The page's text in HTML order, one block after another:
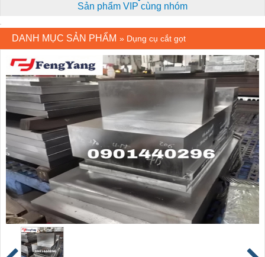
Sản phẩm VIP cùng nhóm
DANH MỤC SẢN PHẨM » Dụng cụ cắt gọt